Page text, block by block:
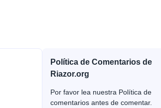
Política de Comentarios de
Riazor.org
Por favor lea nuestra Política de
comentarios antes de comentar.